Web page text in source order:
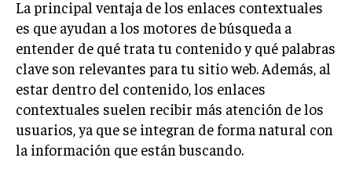
GESTIÓN DE MARCA
INVESTIGACIÓN DE MERCADO
ANÁLISIS DE COMPETENCIA
GESTIÓN DE CLIENTES
EMPRENDIMIENTO
La principal ventaja de los enlaces contextuales
es que ayudan a los motores de búsqueda a
entender de qué trata tu contenido y qué palabras
clave son relevantes para tu sitio web. Además, al
estar dentro del contenido, los enlaces
contextuales suelen recibir más atención de los
usuarios, ya que se integran de forma natural con
la información que están buscando.